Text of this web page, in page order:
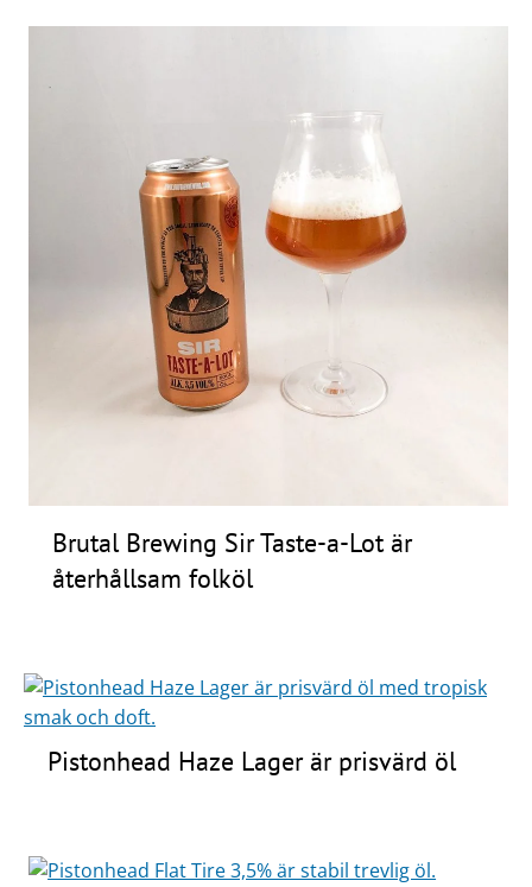
Brutal Brewing Sir Taste-a-Lot är
återhållsam folköl
Pistonhead Haze Lager är prisvärd öl